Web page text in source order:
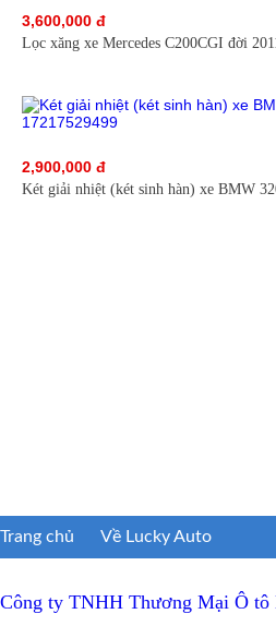
3,600,000 đ
Lọc xăng xe Mercedes C200CGI đời
2,900,000 đ
Két giải nhiệt (két sinh hàn) xe BMW
Trang chủ Về Lucky Auto
Công ty TNHH Thương Mại Ô tô